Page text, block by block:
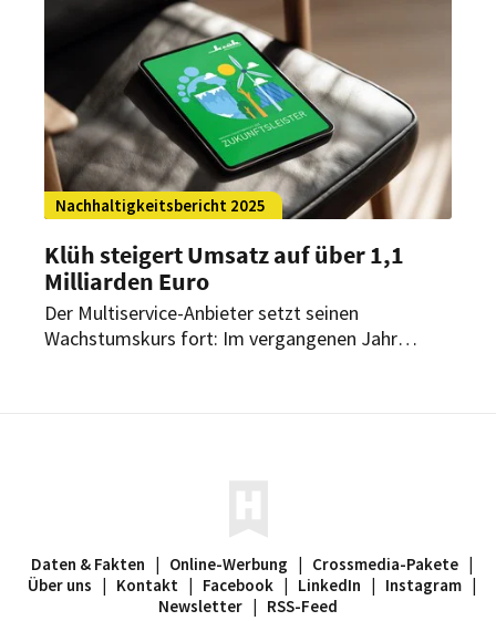
Nachhaltigkeitsbericht 2025
Klüh steigert Umsatz auf über 1,1
Milliarden Euro
Der Multiservice-Anbieter setzt seinen
Wachstumskurs fort: Im vergangenen Jahr
Daten & Fakten Online-Werbung Crossmedia-Pakete
Über uns
Kontakt Facebook LinkedIn Instagram
Newsletter
RSS-Feed